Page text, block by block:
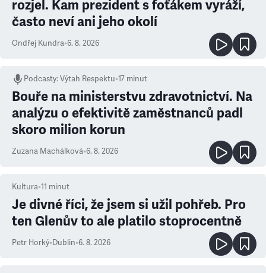
rozjel. Kam prezident s foťákem vyráží,
často neví ani jeho okolí
Ondřej Kundra•6. 8. 2026
Podcasty:Výtah Respektu•17 minut
Bouře na ministerstvu zdravotnictví. Na
analýzu o efektivitě zaměstnanců padl
skoro milion korun
Zuzana Machálková•6. 8. 2026
Kultura•11 minut
Je divné říci, že jsem si užil pohřeb. Pro
ten Glenův to ale platilo stoprocentně
Petr Horký•Dublin•6. 8. 2026